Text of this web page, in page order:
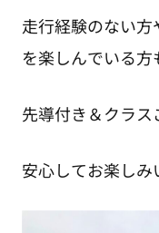
走行経験のない
を楽しんでいる方
先導付き＆クラ
安心してお楽し